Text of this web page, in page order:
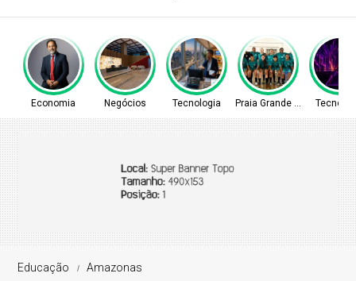
Economia Negócios Tecnologia Praia Grande - SP
Educação Amazonas